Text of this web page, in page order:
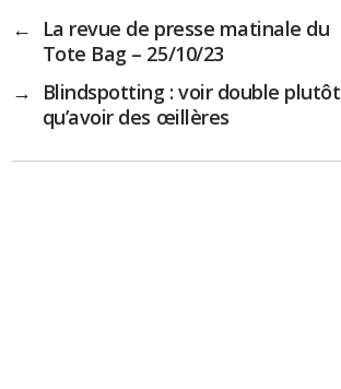
←
La revue de presse matinale du
Tote Bag – 25/10/23
→
Blindspotting : voir double plutôt
qu’avoir des œillères